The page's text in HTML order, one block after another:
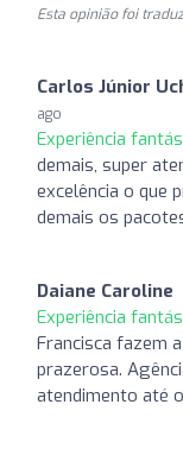
Esta opinião foi
Carlos Júnior
ago
Experiência
demais, super
excelência o que
demais os
Daiane Caroline
Experiência
Francisca fazem
prazerosa.
atendimento até